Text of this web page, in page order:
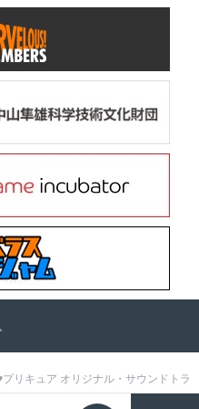
プリキュア オリジナル・サウンドト